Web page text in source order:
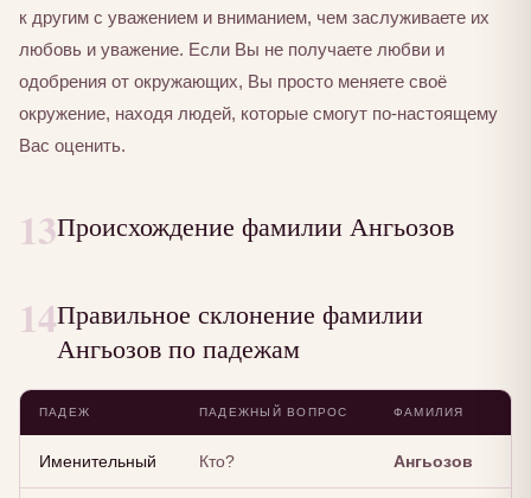
к другим с уважением и вниманием, чем заслуживаете их
любовь и уважение. Если Вы не получаете любви и
одобрения от окружающих, Вы просто меняете своё
окружение, находя людей, которые смогут по-настоящему
Вас оценить.
13Происхождение фамилии Ангьозов
14Правильное склонение фамилии
Ангьозов по падежам
ПАДЕЖ ПАДЕЖНЫЙ ВОПРОС ФАМИЛИЯ
Именительный Кто? Ангьозов